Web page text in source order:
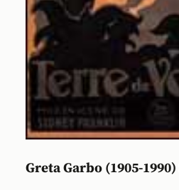
Greta Garbo (1905-1990)